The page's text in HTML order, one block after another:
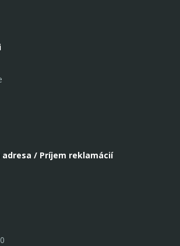
adresa / Príjem reklamácií